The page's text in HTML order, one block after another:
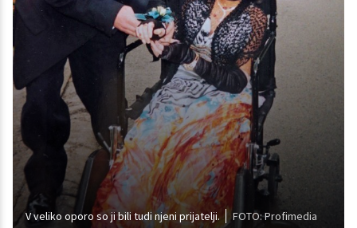
V veliko oporo so ji bili tudi njeni prijatelji. FOTO: Profimedia